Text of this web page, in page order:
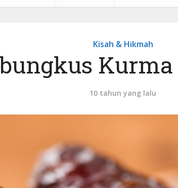
Kisah & Hikmah
10 tahun yang lalu